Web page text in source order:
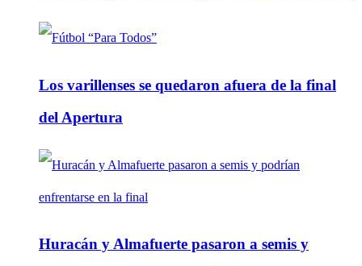
Los varillenses se quedaron afuera de la final
del Apertura
Huracán y Almafuerte pasaron a semis y